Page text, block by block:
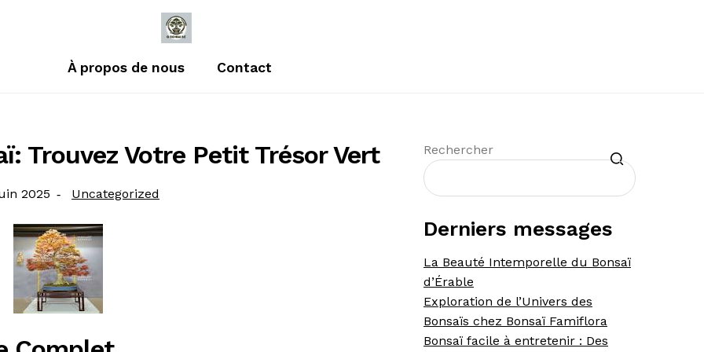
À propos de nous Contact
Trouvez Votre Petit Trésor Vert
2025
Catégorie
Uncategorized
Rechercher
Recherche
Derniers messages
La Beauté Intemporelle du Bonsaï
d’Érable
Exploration de l’Univers des
Bonsaïs chez Bonsaï Famiflora
Bonsaï facile à entretenir : Des